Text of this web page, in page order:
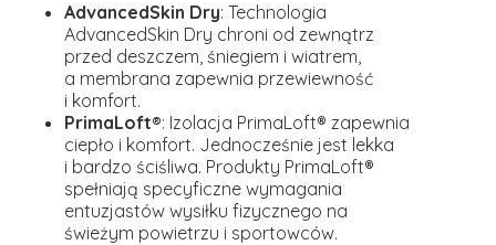
AdvancedSkin Dry: Technologia
AdvancedSkin Dry chroni od zewnątrz
przed deszczem, śniegiem i wiatrem,
a membrana zapewnia przewiewność
i komfort.
PrimaLoft®: Izolacja PrimaLoft® zapewnia
ciepło i komfort. Jednocześnie jest lekka
i bardzo ściśliwa. Produkty PrimaLoft®
spełniają specyficzne wymagania
entuzjastów wysiłku fizycznego na
świeżym powietrzu i sportowców.